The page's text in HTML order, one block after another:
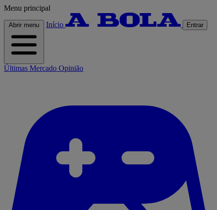
Menu principal
Abrir menu Início Entrar
Últimas Mercado Opinião